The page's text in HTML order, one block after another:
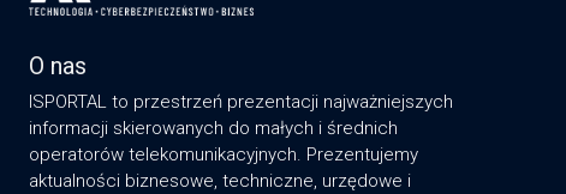
O nas
ISPORTAL to przestrzeń prezentacji najważniejszych
informacji skierowanych do małych i średnich
operatorów telekomunikacyjnych. Prezentujemy
aktualności biznesowe, techniczne, urzędowe i